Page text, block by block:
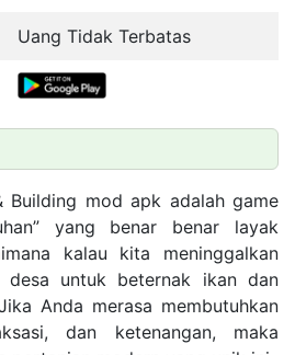
Uang Tidak Terbatas
Building mod apk adalah game
yang benar benar layak
kalau kita meninggalkan
untuk beternak ikan dan
Anda merasa membutuhkan
dan ketenangan, maka